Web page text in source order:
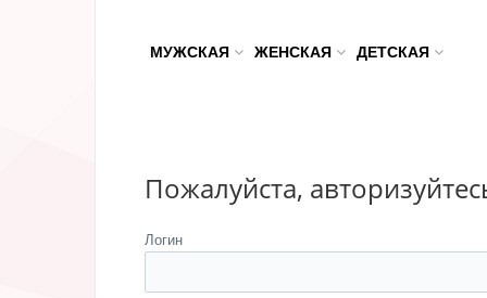
МУЖСКАЯ ЖЕНСКАЯ ДЕТСКАЯ
Пожалуйста,
Логин